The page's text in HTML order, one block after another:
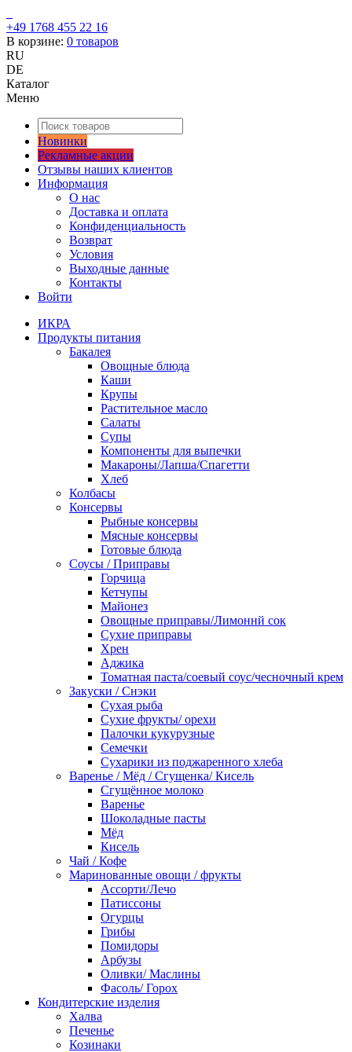
+49 1768 455 22 16
В корзине: 0 товаров
RU
DE
Каталог
Меню
Новинки
Рекламные акции
Отзывы наших клиентов
Информация
О нас
Доставка и оплата
Конфиденциальность
Возврат
Условия
Выходные данные
Контакты
Войти
ИКРА
Продукты питания
Бакалея
Овощные блюда
Каши
Крупы
Растительное масло
Салаты
Супы
Компоненты для выпечки
Макароны/Лапша/Спагетти
Хлеб
Колбасы
Консервы
Рыбные консервы
Мясные консервы
Готовые блюда
Соусы / Приправы
Горчица
Кетчупы
Майонез
Овощные приправы/Лимоннй сок
Сухие приправы
Хрен
Аджика
Томатная паста/соевый соус/чесночный крем
Закуски / Снэки
Сухая рыба
Сухие фрукты/ орехи
Палочки кукурузные
Семечки
Сухарики из поджаренного хлеба
Варенье / Мёд / Сгущенка/ Кисель
Сгущённое молоко
Варенье
Шоколадные пасты
Мёд
Кисель
Чай / Кофе
Маринованные овощи / фрукты
Ассорти/Лечо
Патиссоны
Огурцы
Грибы
Помидоры
Арбузы
Оливки/ Маслины
Фасоль/ Горох
Кондитерские изделия
Халва
Печенье
Козинаки